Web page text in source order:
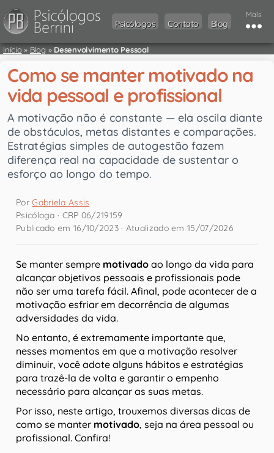
Psicólogos Contato Blog
Mais
Início» Blog» Desenvolvimento Pessoal
Como se manter motivado na
vida pessoal e profissional
A motivação não é constante — ela oscila diante
de obstáculos, metas distantes e comparações.
Estratégias simples de autogestão fazem
diferença real na capacidade de sustentar o
esforço ao longo do tempo.
PorGabriela Assis
Psicóloga · CRP 06/219159
Publicado em 16/10/2023 · Atualizado em 15/07/2026
Se manter sempre motivado ao longo da vida para
alcançar objetivos pessoais e profissionais pode
não ser uma tarefa fácil. Afinal, pode acontecer de a
motivação esfriar em decorrência de algumas
adversidades da vida.
No entanto, é extremamente importante que,
nesses momentos em que a motivação resolver
diminuir, você adote alguns hábitos e estratégias
para trazê-la de volta e garantir o empenho
necessário para alcançar as suas metas.
Por isso, neste artigo, trouxemos diversas dicas de
como se manter motivado, seja na área pessoal ou
profissional. Confira!